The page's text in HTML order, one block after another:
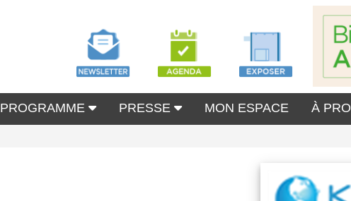
PROGRAMME PRESSE MON ESPACE À